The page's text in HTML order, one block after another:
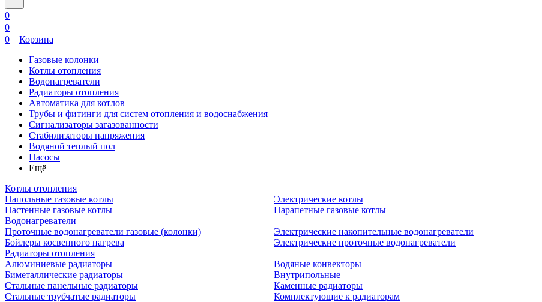
0
0
0
Корзина
Газовые колонки
Котлы отопления
Водонагреватели
Радиаторы отопления
Автоматика для котлов
Трубы и фитинги для систем отопления и водоснабжения
Сигнализаторы загазованности
Стабилизаторы напряжения
Водяной теплый пол
Насосы
Ещё
Котлы отопления
Напольные газовые котлы
Настенные газовые котлы
Электрические котлы
Парапетные газовые котлы
Водонагреватели
Проточные водонагреватели газовые (колонки)
Бойлеры косвенного нагрева
Электрические накопительные водонагреватели
Электрические проточные водонагреватели
Радиаторы отопления
Алюминиевые радиаторы
Биметаллические радиаторы
Стальные панельные радиаторы
Стальные трубчатые радиаторы
Водяные конвекторы
Внутрипольные
Каменные радиаторы
Комплектующие к радиаторам